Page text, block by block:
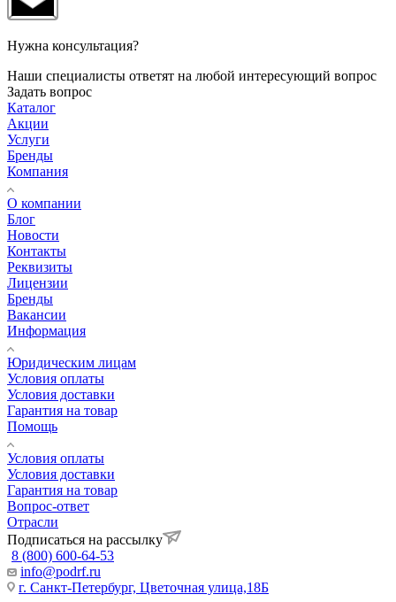
Нужна консультация?
Наши специалисты ответят на любой интересующий вопрос
Задать вопрос
Каталог
Акции
Услуги
Бренды
Компания
О компании
Блог
Новости
Контакты
Реквизиты
Лицензии
Бренды
Вакансии
Информация
Юридическим лицам
Условия оплаты
Условия доставки
Гарантия на товар
Помощь
Условия оплаты
Условия доставки
Гарантия на товар
Вопрос-ответ
Отрасли
Подписаться на рассылку
8 (800) 600-64-53
info@podrf.ru
г. Санкт-Петербург, Цветочная улица,18Б